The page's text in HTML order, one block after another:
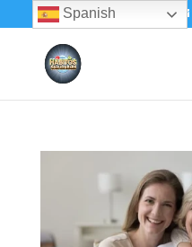
+(505) 8200-1450
Spanish